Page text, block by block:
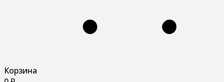
Корзина